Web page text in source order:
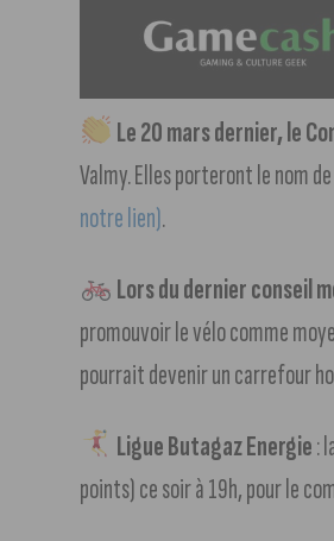
Le 20 mars dernier, le
Valmy. Elles porteront le nom
notre lien).
Lors du dernier conseil
promouvoir le vélo comme
pourrait devenir un carrefour
Ligue Butagaz Energie:
points) ce soir à 19h, pour le